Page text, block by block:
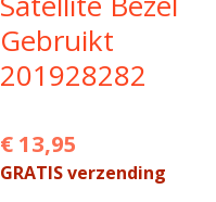
Gebruikt
201928282
€ 13,95
GRATIS verzending